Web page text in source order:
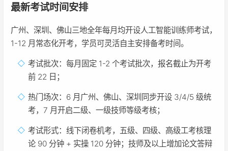
最新考试时间安排
广州、深圳、佛山三地全年每月均开设人工智能训练师考试，
1-12 月常态化开考，学员可灵活自主安排备考时间。
考试批次：每月固定 1-2 个考试批次，报名截止为开考
前 22 日；
热门场次：6 月广州、佛山、深圳同步开设 3/4/5 级统
考，7 月开启二级、一级技师等级考核；
考试形式：线下闭卷机考，五级、四级、高级工考核理
论 90 分钟 + 实操 120 分钟；技师及以上增加论文答辩